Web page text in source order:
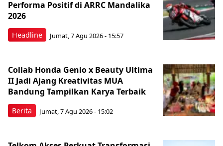
Headline
Performa Positif di ARRC Mandalika
2026
Jumat, 7 Agu 2026 - 15:57
Berita
Collab Honda Genio x Beauty Ultima
II Jadi Ajang Kreativitas MUA
Bandung Tampilkan Karya Terbaik
Jumat, 7 Agu 2026 - 15:02